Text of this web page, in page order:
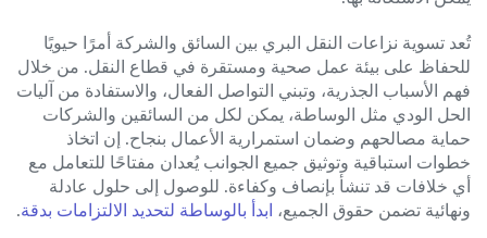
تُعد تسوية نزاعات النقل البري بين السائق والشركة أمرًا حيويًا
للحفاظ على بيئة عمل صحية ومستقرة في قطاع النقل. من خلال
فهم الأسباب الجذرية، وتبني التواصل الفعال، والاستفادة من آليات
الحل الودي مثل الوساطة، يمكن لكل من السائقين والشركات
حماية مصالحهم وضمان استمرارية الأعمال بنجاح. إن اتخاذ
خطوات استباقية وتوثيق جميع الجوانب يُعدان مفتاحًا للتعامل مع
أي خلافات قد تنشأ بإنصاف وكفاءة. للوصول إلى حلول عادلة
ونهائية تضمن حقوق الجميع، ابدأ بالوساطة لتحديد الالتزامات بدقة.